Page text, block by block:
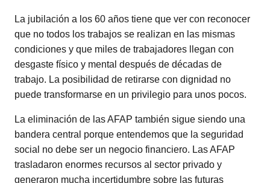
La jubilación a los 60 años tiene que ver con reconocer
que no todos los trabajos se realizan en las mismas
condiciones y que miles de trabajadores llegan con
desgaste físico y mental después de décadas de
trabajo. La posibilidad de retirarse con dignidad no
puede transformarse en un privilegio para unos pocos.
La eliminación de las AFAP también sigue siendo una
bandera central porque entendemos que la seguridad
social no debe ser un negocio financiero. Las AFAP
trasladaron enormes recursos al sector privado y
generaron mucha incertidumbre sobre las futuras